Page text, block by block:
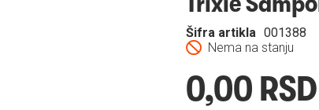
Nema na stanju
Šifra artikla 001388
0,00 RSD